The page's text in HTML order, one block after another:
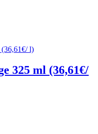
325 ml (36,61€/